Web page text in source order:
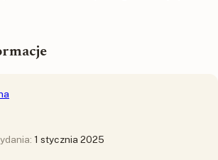
1 stycznia 2025